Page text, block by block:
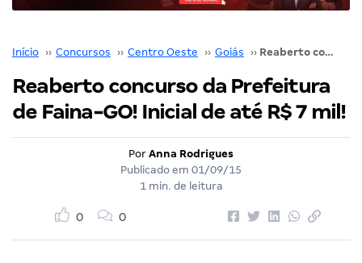
Início ›› Concursos ›› Centro Oeste ›› Goiás ›› Reaberto concurso da Prefeitura de Faina-GO! Inicial de até R$ 7 mil!
Reaberto concurso da Prefeitura
de Faina-GO! Inicial de até R$ 7 mil!
Por Anna Rodrigues
Publicado em 01/09/15
1 min. de leitura
0 0